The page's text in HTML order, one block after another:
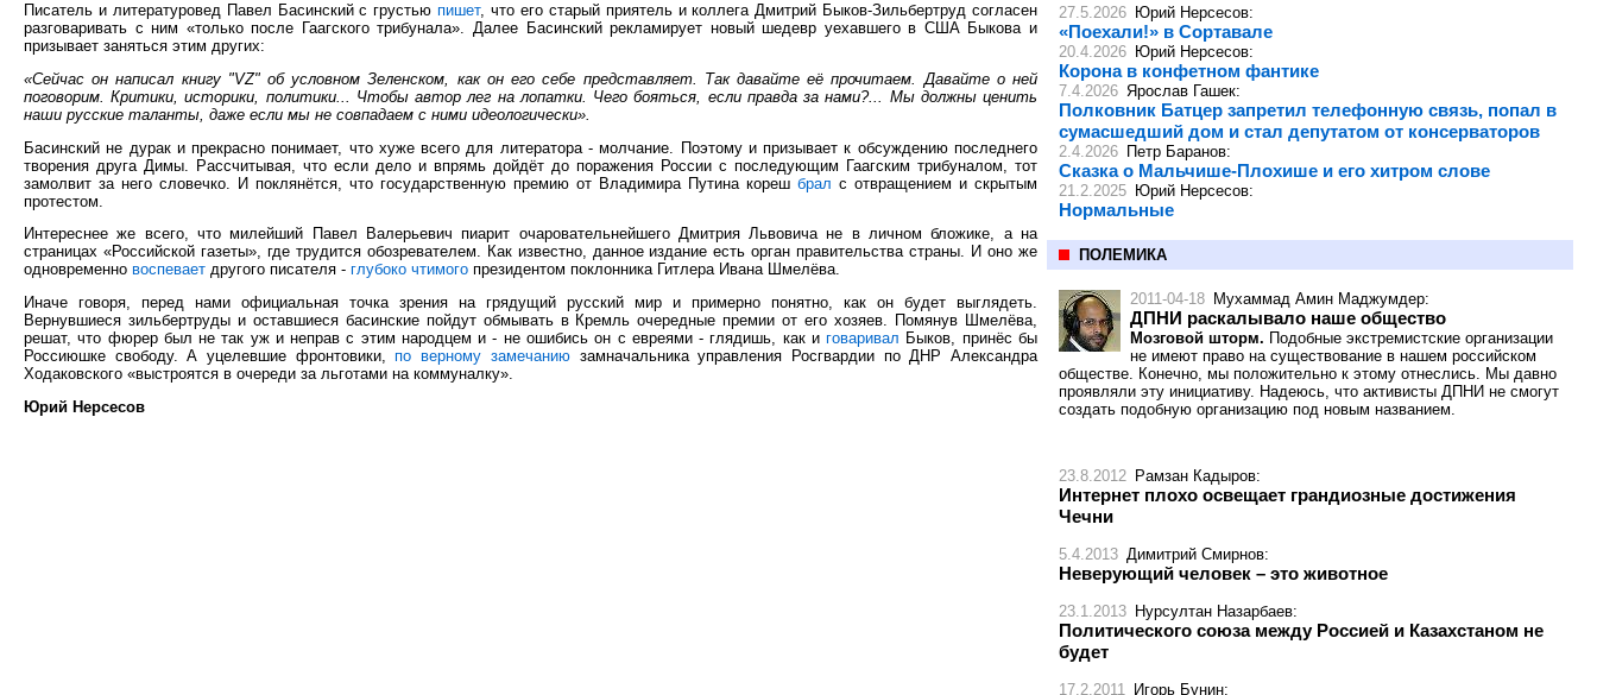
Писатель и литературовед Павел Басинский с грустьюпишет, что его старый приятель и коллега Дмитрий Быков-Зильбертруд согласен
разговаривать с ним «только после Гаагского трибунала». Далее Басинский рекламирует новый шедевр уехавшего в США Быкова и
призывает заняться этим других:
«Сейчас он написал книгу "VZ" об уcловном Зеленском, как он его себе представляет. Так давайте её прочитаем. Давайте о ней
поговорим. Критики, историки, политики... Чтобы автор лег на лопатки. Чего бояться, если правда за нами?... Мы должны ценить
наши русские таланты, даже если мы не совпадаем с ними идеологически».
Басинский не дурак и прекрасно понимает, что хуже всего для литератора - молчание. Поэтому и призывает к обсуждению последнего
творения друга Димы. Рассчитывая, что если дело и впрямь дойдёт до поражения России с последующим Гаагским трибуналом, тот
замолвит за него словечко. И поклянётся, что государственную премию от Владимира Путина кореш брал с отвращением и скрытым
протестом.
Интереснее же всего, что милейший Павел Валерьевич пиарит очаровательнейшего Дмитрия Львовича не в личном бложике, а на
страницах «Российской газеты», где трудится обозревателем. Как известно, данное издание есть орган правительства страны. И оно же
одновременно воспевает другого писателя - глубоко чтимого президентом поклонника Гитлера Ивана Шмелёва.
Иначе говоря, перед нами официальная точка зрения на грядущий русский мир и примерно понятно, как он будет выглядеть.
Вернувшиеся зильбертруды и оставшиеся басинские пойдут обмывать в Кремль очередные премии от его хозяев. Помянув Шмелёва,
решат, что фюрер был не так уж и неправ с этим народцем и - не ошибись он с евреями - глядишь, как иговаривал Быков, принёс бы
Россиюшке свободу. А уцелевшие фронтовики,по верному замечаниюзамначальника управления Росгвардии по ДНР Александра
Ходаковского «выстроятся в очереди за льготами на коммуналку».
Юрий Нерсесов
27.5.2026 Юрий Нерсесов:
«Поехали!» в Сортавале
20.4.2026 Юрий Нерсесов:
Корона в конфетном фантике
7.4.2026 Ярослав Гашек:
Полковник Батцер запретил телефонную связь, попал в
сумасшедший дом и стал депутатом от консерваторов
2.4.2026 Петр Баранов:
Сказка о Мальчише-Плохише и его хитром слове
21.2.2025 Юрий Нерсесов:
Нормальные
ПОЛЕМИКА
2011-04-18 Мухаммад Амин Маджумдер:
ДПНИ раскалывало наше общество
Мозговой шторм. Подобные экстремистские организации
не имеют право на существование в нашем российском
обществе. Конечно, мы положительно к этому отнеслись. Мы давно
проявляли эту инициативу. Надеюсь, что активисты ДПНИ не смогут
создать подобную организацию под новым названием.
23.8.2012 Рамзан Кадыров:
Интернет плохо освещает грандиозные достижения
Чечни
5.4.2013 Димитрий Смирнов:
Неверующий человек – это животное
23.1.2013 Нурсултан Назарбаев:
Политического союза между Россией и Казахстаном не
будет
17.2.2011 Игорь Бунин: